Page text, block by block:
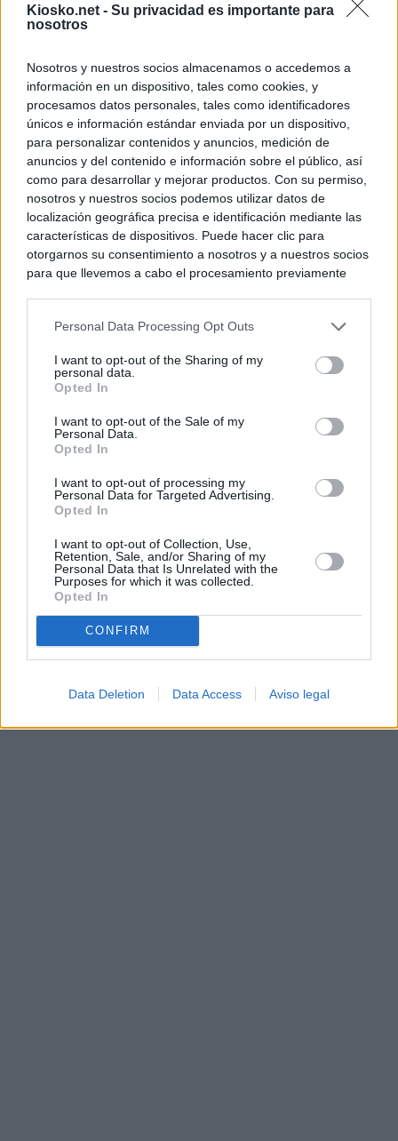
Kiosko.net - Su privacidad es importante para
nosotros
Nosotros y nuestros socios almacenamos o accedemos a
información en un dispositivo, tales como cookies, y
procesamos datos personales, tales como identificadores
únicos e información estándar enviada por un dispositivo,
para personalizar contenidos y anuncios, medición de
anuncios y del contenido e información sobre el público, así
como para desarrollar y mejorar productos. Con su permiso,
nosotros y nuestros socios podemos utilizar datos de
localización geográfica precisa e identificación mediante las
características de dispositivos. Puede hacer clic para
otorgarnos su consentimiento a nosotros y a nuestros socios
para que llevemos a cabo el procesamiento previamente
negar su consentimiento. Tenga en cuenta que algún
de su consentimiento, pero usted tiene el derecho de
rechazar tal procesamiento. Sus preferencias se aplicarán
cualquier momento entrando de nuevo en este sitio web o
visitando nuestra política de privacidad.
Personal Data Processing Opt Outs
I want to opt-out of the Sharing of my
personal data.
Opted In
I want to opt-out of the Sale of my
Personal Data.
Opted In
I want to opt-out of processing my
Personal Data for Targeted Advertising.
Opted In
I want to opt-out of Collection, Use,
Retention, Sale, and/or Sharing of my
Personal Data that Is Unrelated with the
Purposes for which it was collected.
Opted In
CONFIRM
Data Deletion Data Access Aviso legal
principales, un
© Kiosko.net Aviso Legal Privacidad y Cookies